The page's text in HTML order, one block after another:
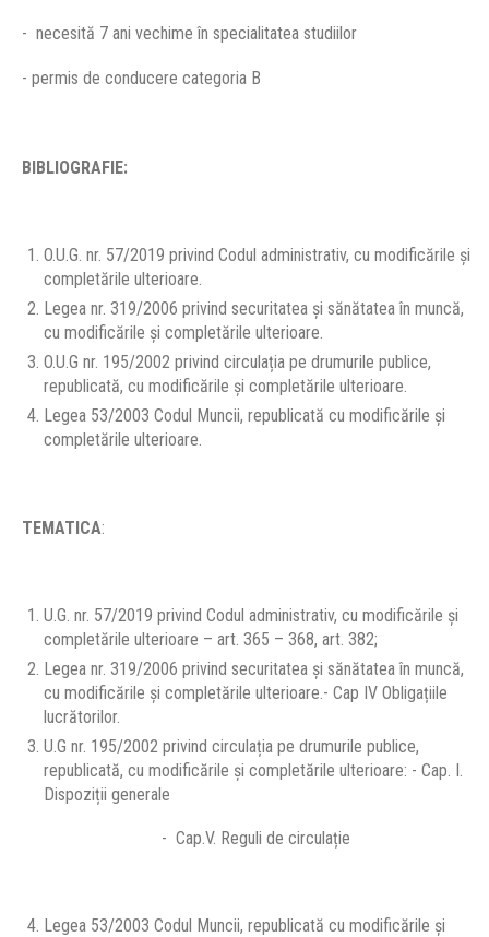
- necesită 7 ani vechime în specialitatea studiilor
- permis de conducere categoria B
BIBLIOGRAFIE:
O.U.G. nr. 57/2019 privind Codul administrativ, cu modificările şi
completările ulterioare.
Legea nr. 319/2006 privind securitatea și sănătatea în muncă,
cu modificările și completările ulterioare.
O.U.G nr. 195/2002 privind circulația pe drumurile publice,
republicată, cu modificările și completările ulterioare.
Legea 53/2003 Codul Muncii, republicată cu modificările și
completările ulterioare.
TEMATICA:
U.G. nr. 57/2019 privind Codul administrativ, cu modificările şi
completările ulterioare – art. 365 – 368, art. 382;
Legea nr. 319/2006 privind securitatea și sănătatea în muncă,
cu modificările și completările ulterioare.- Cap IV Obligațiile
lucrătorilor.
U.G nr. 195/2002 privind circulația pe drumurile publice,
republicată, cu modificările și completările ulterioare: - Cap. I.
Dispoziții generale
- Cap.V. Reguli de circulație
Legea 53/2003 Codul Muncii, republicată cu modificările și